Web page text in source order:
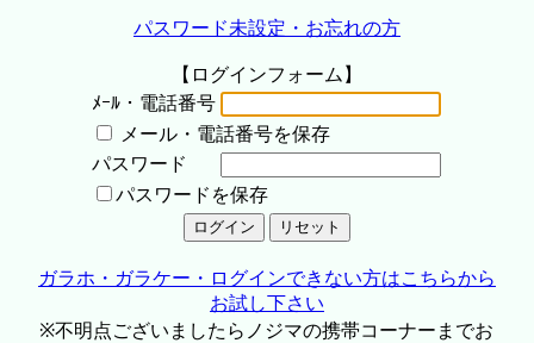
パスワード未設定・お忘れの方
【ログインフォーム】
ﾒｰﾙ・電話番号
メール・電話番号を保存
パスワード
パスワードを保存
ガラホ・ガラケー・ログインできない方はこちらから
お試し下さい
※不明点ございましたらノジマの携帯コーナーまでお